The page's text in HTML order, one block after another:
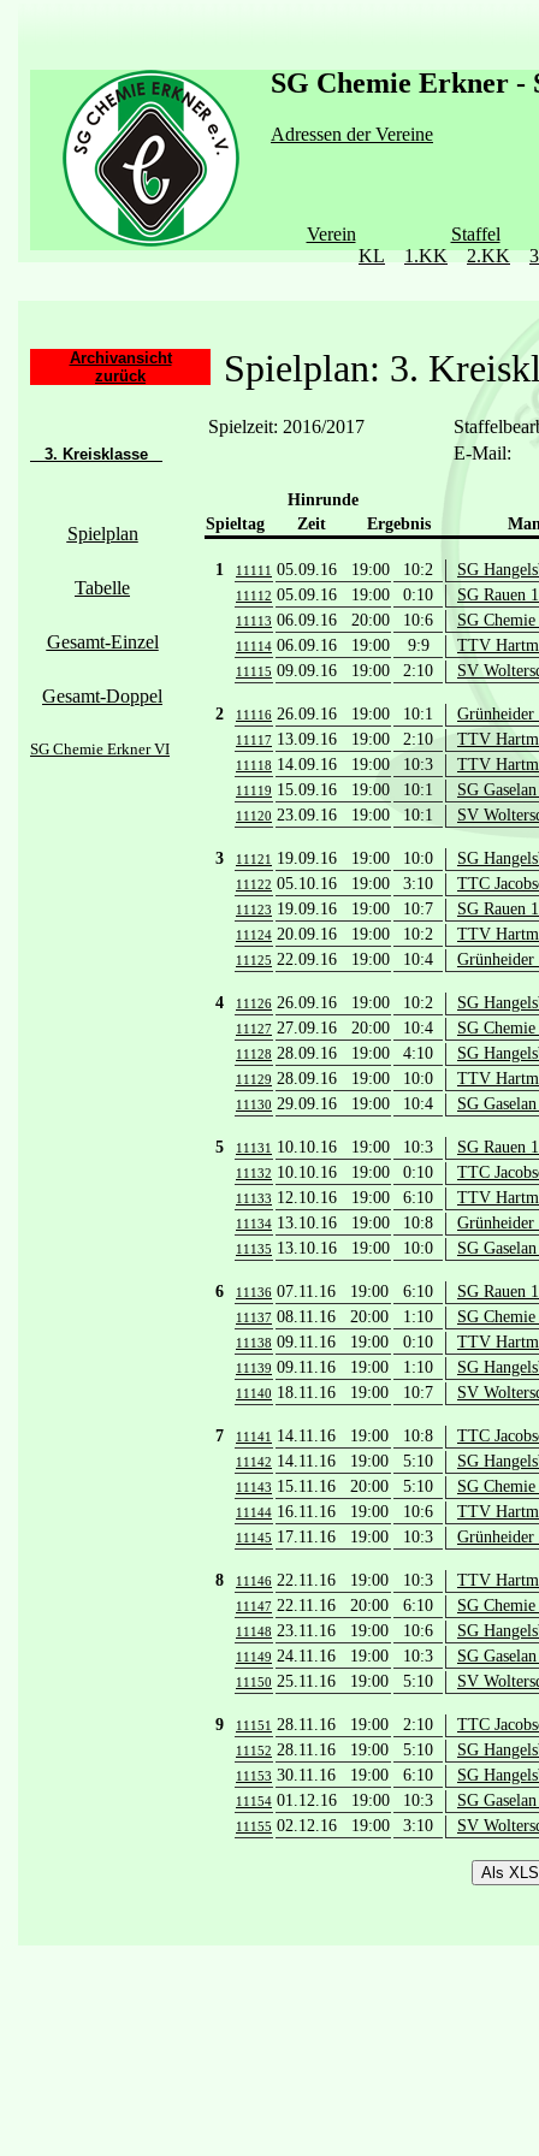
SG Chemie Erkner -
Adressen der Vereine
Verein
Staffel
KL
1.KK 2.KK
Archivansicht
zurück
3. Kreisklasse
Spielplan
Tabelle
Gesamt-Einzel
Gesamt-Doppel
SG Chemie Erkner VI
Spielplan: 3.
Spielzeit: 2016/2017
E-Mail:
Hinrunde
Spieltag
Zeit Ergebnis
1 11111 05.09.16 19:00 10:2 SG
11112 05.09.16 19:00 0:10 SG Rauen
11113 06.09.16 20:00 10:6 SG
11114 06.09.16 19:00 9:9 TTV
11115 09.09.16 19:00 2:10 SV
2 11116 26.09.16 19:00 10:1
11117 13.09.16 19:00 2:10 TTV
11118 14.09.16 19:00 10:3 TTV
11119 15.09.16 19:00 10:1 SG
11120 23.09.16 19:00 10:1 SV
3 11121 19.09.16 19:00 10:0 SG
11122 05.10.16 19:00 3:10 TTC
11123 19.09.16 19:00 10:7 SG Rauen
11124 20.09.16 19:00 10:2 TTV
11125 22.09.16 19:00 10:4
4 11126 26.09.16 19:00 10:2 SG
11127 27.09.16 20:00 10:4 SG
11128 28.09.16 19:00 4:10 SG
11129 28.09.16 19:00 10:0 TTV
11130 29.09.16 19:00 10:4 SG
5 11131 10.10.16 19:00 10:3 SG Rauen
11132 10.10.16 19:00 0:10 TTC
11133 12.10.16 19:00 6:10 TTV
11134 13.10.16 19:00 10:8
11135 13.10.16 19:00 10:0 SG
6 11136 07.11.16 19:00 6:10 SG Rauen
11137 08.11.16 20:00 1:10 SG
11138 09.11.16 19:00 0:10 TTV
11139 09.11.16 19:00 1:10 SG
11140 18.11.16 19:00 10:7 SV
7 11141 14.11.16 19:00 10:8 TTC
11142 14.11.16 19:00 5:10 SG
11143 15.11.16 20:00 5:10 SG
11144 16.11.16 19:00 10:6 TTV
11145 17.11.16 19:00 10:3
8 11146 22.11.16 19:00 10:3 TTV
11147 22.11.16 20:00 6:10 SG
11148 23.11.16 19:00 10:6 SG
11149 24.11.16 19:00 10:3 SG
11150 25.11.16 19:00 5:10 SV
9 11151 28.11.16 19:00 2:10 TTC
11152 28.11.16 19:00 5:10 SG
11153 30.11.16 19:00 6:10 SG
11154 01.12.16 19:00 10:3 SG
11155 02.12.16 19:00 3:10 SV
Als